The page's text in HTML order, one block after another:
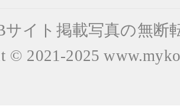
イト掲載写真の無断
© 2021-2025